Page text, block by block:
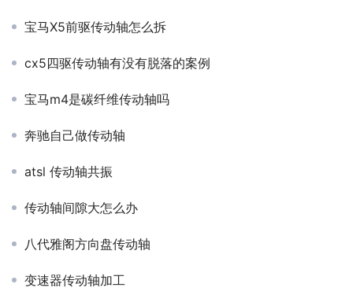
宝马X5前驱传动轴怎么拆
cx5四驱传动轴有没有脱落的案例
宝马m4是碳纤维传动轴吗
奔驰自己做传动轴
atsl 传动轴共振
传动轴间隙大怎么办
八代雅阁方向盘传动轴
变速器传动轴加工